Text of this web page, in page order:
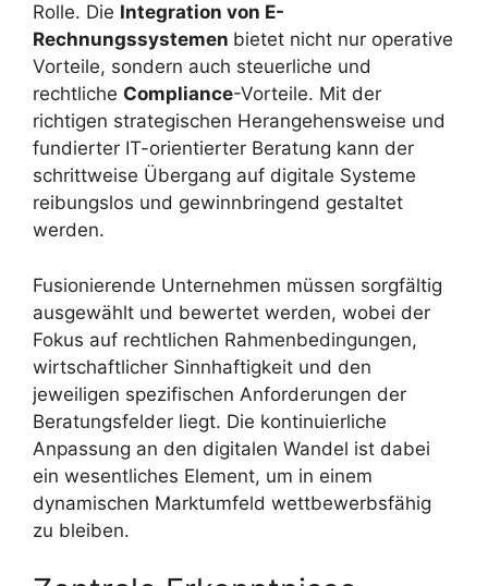
Rolle. Die Integration von E-
Rechnungssystemen bietet nicht nur operative
Vorteile, sondern auch steuerliche und
rechtliche Compliance-Vorteile. Mit der
richtigen strategischen Herangehensweise und
fundierter IT-orientierter Beratung kann der
schrittweise Übergang auf digitale Systeme
reibungslos und gewinnbringend gestaltet
werden.
Fusionierende Unternehmen müssen sorgfältig
ausgewählt und bewertet werden, wobei der
Fokus auf rechtlichen Rahmenbedingungen,
wirtschaftlicher Sinnhaftigkeit und den
jeweiligen spezifischen Anforderungen der
Beratungsfelder liegt. Die kontinuierliche
Anpassung an den digitalen Wandel ist dabei
ein wesentliches Element, um in einem
dynamischen Marktumfeld wettbewerbsfähig
zu bleiben.